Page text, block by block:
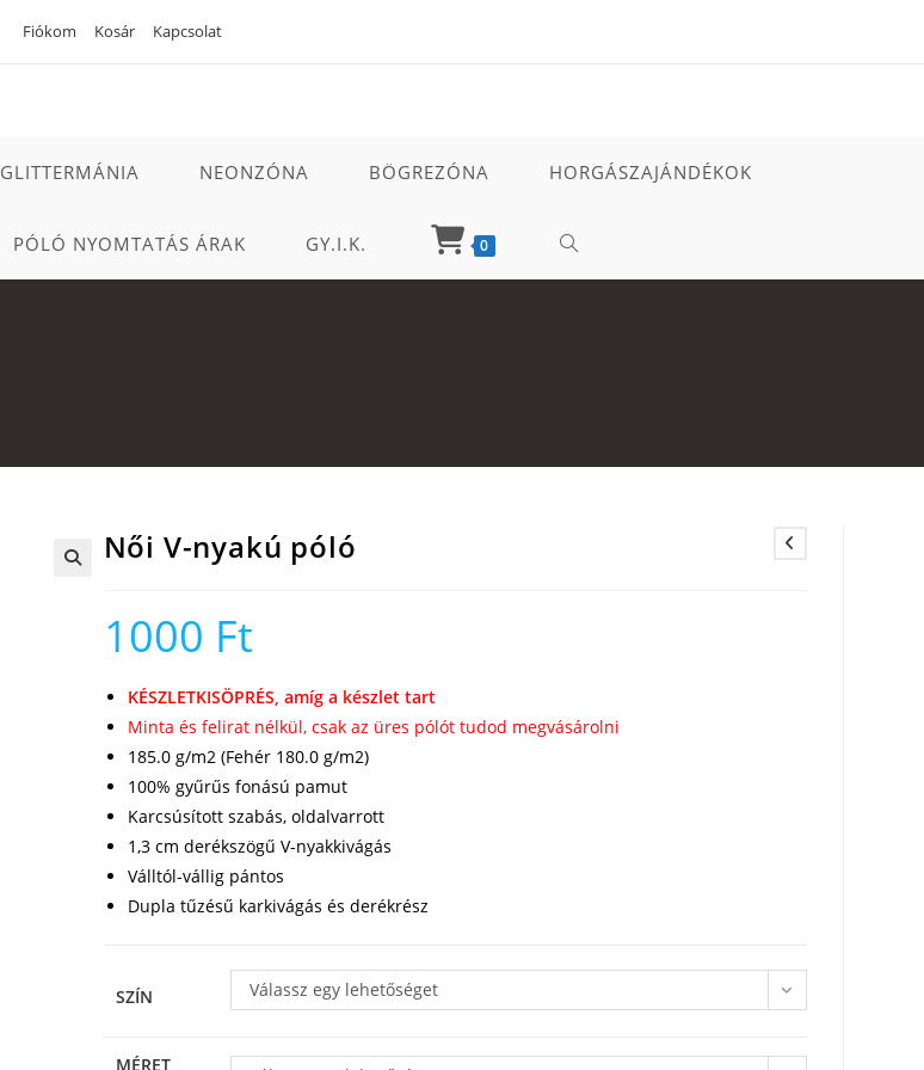
Fiókom Kosár Kapcsolat
GLITTERMÁNIA NEONZÓNA BÖGREZÓNA HORGÁSZAJÁNDÉKOK
PÓLÓ NYOMTATÁS ÁRAK GY.I.K. 0 TOGGLE
Női V-nyakú póló
1000 Ft
KÉSZLETKISÖPRÉS, amíg a készlet tart
Minta és felirat nélkül, csak az üres pólót tudod megvásárolni
185.0 g/m2 (Fehér 180.0 g/m2)
100% gyűrűs fonású pamut
Karcsúsított szabás, oldalvarrott
1,3 cm derékszögű V-nyakkivágás
Válltól-vállig pántos
Dupla tűzésű karkivágás és derékrész
SZÍN Válassz egy lehetőséget
MÉRET